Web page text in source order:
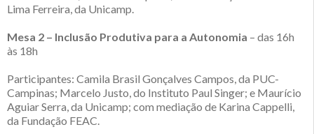
Lima Ferreira, da Unicamp.
Mesa 2 – Inclusão Produtiva para a Autonomia – das 16h
às 18h
Participantes: Camila Brasil Gonçalves Campos, da PUC-
Campinas; Marcelo Justo, do Instituto Paul Singer; e Maurício
Aguiar Serra, da Unicamp; com mediação de Karina Cappelli,
da Fundação FEAC.